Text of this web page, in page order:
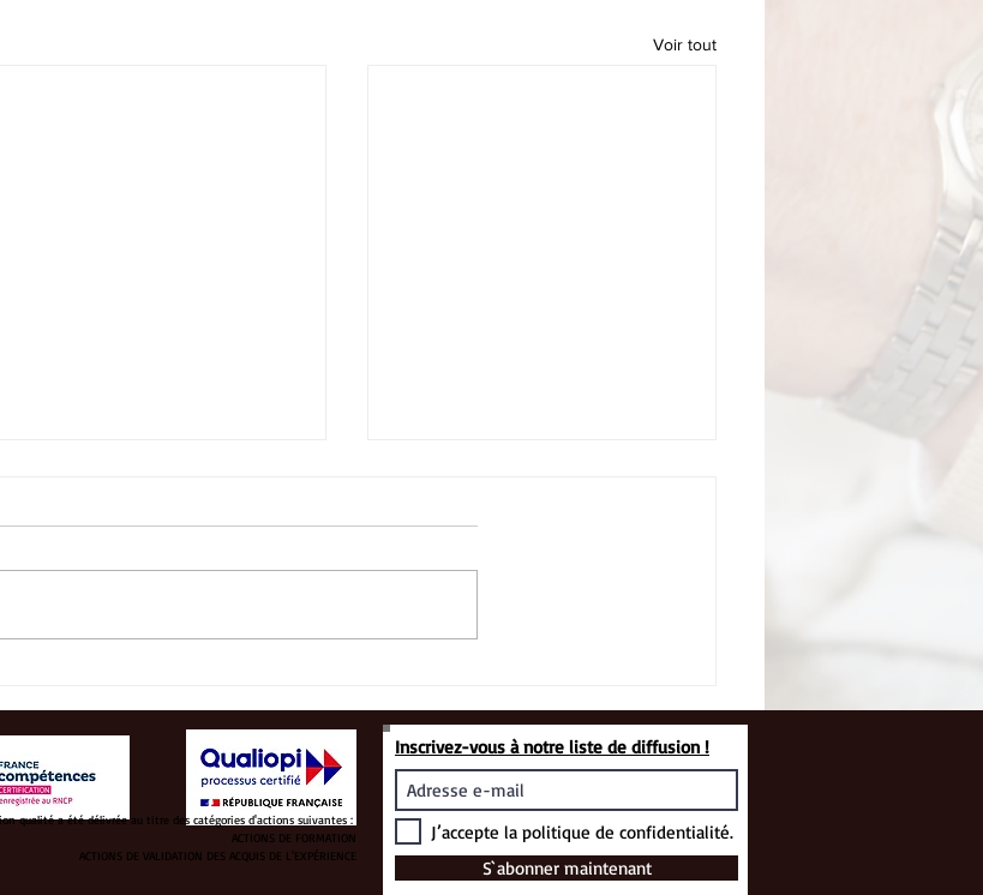
Voir tout
Le compagnon invisible
qualité a été délivrée au titre des catégories d'actions suivantes :
ACTIONS DE FORMATION
ACTIONS DE VALIDATION DES ACQUIS DE L'EXPÉRIENCE
Inscrivez-vous à notre liste de diffusion !
J’accepte la politique de confidentialité.
S`abonner maintenant